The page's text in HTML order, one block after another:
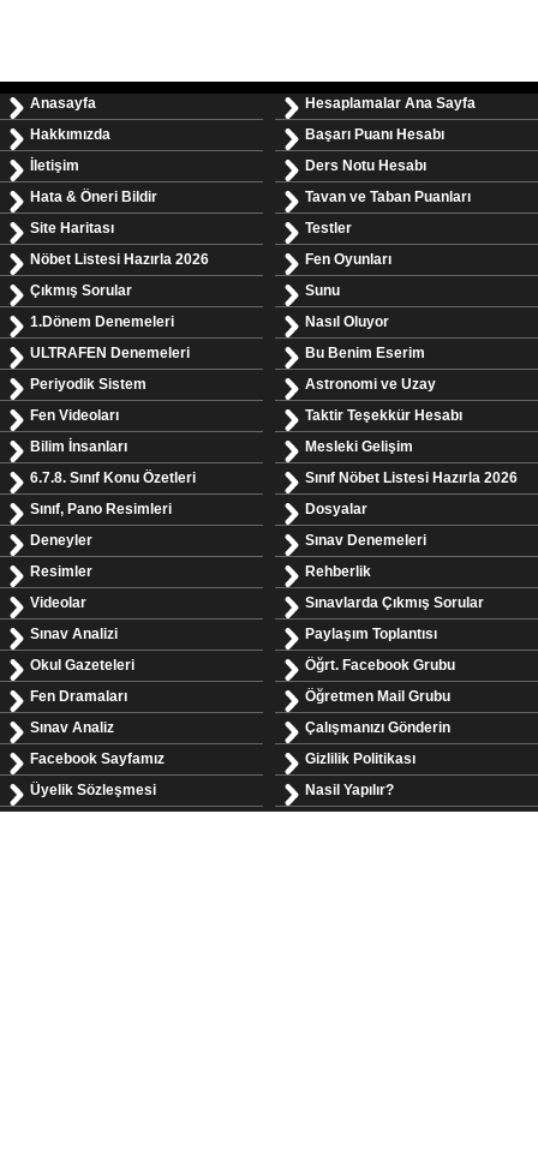
Anasayfa
Hakkımızda
İletişim
Hata & Öneri Bildir
Site Haritası
Nöbet Listesi Hazırla 2026
Çıkmış Sorular
1.Dönem Denemeleri
ULTRAFEN Denemeleri
Periyodik Sistem
Fen Videoları
Bilim İnsanları
6.7.8. Sınıf Konu Özetleri
Sınıf, Pano Resimleri
Deneyler
Resimler
Videolar
Sınav Analizi
Okul Gazeteleri
Fen Dramaları
Sınav Analiz
Facebook Sayfamız
Üyelik Sözleşmesi
Hesaplamalar Ana Sayfa
Başarı Puanı Hesabı
Ders Notu Hesabı
Tavan ve Taban Puanları
Testler
Fen Oyunları
Sunu
Nasıl Oluyor
Bu Benim Eserim
Astronomi ve Uzay
Taktir Teşekkür Hesabı
Mesleki Gelişim
Sınıf Nöbet Listesi Hazırla 2026
Dosyalar
Sınav Denemeleri
Rehberlik
Sınavlarda Çıkmış Sorular
Paylaşım Toplantısı
Öğrt. Facebook Grubu
Öğretmen Mail Grubu
Çalışmanızı Gönderin
Gizlilik Politikası
Nasil Yapılır?